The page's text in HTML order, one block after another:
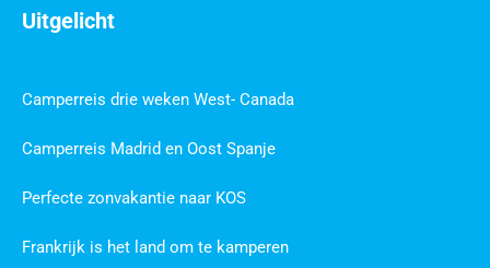
Uitgelicht
Camperreis drie weken West- Canada
Camperreis Madrid en Oost Spanje
Perfecte zonvakantie naar KOS
Frankrijk is het land om te kamperen